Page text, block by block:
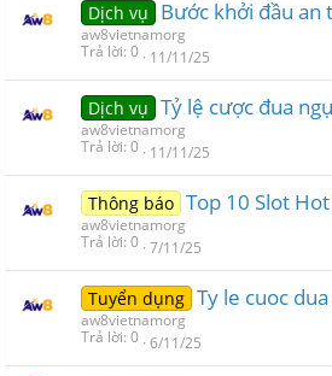
Dịch vụ Bước khởi đầu an
aw8vietnamorg
Trả lời 0 11/11/25
Dịch vụ Tỷ lệ cược đua
aw8vietnamorg
Trả lời 0 11/11/25
Thông báo Top 10 Slot
aw8vietnamorg
Trả lời 0 7/11/25
Tuyển dụng Ty le cuoc
aw8vietnamorg
Trả lời 0 6/11/25